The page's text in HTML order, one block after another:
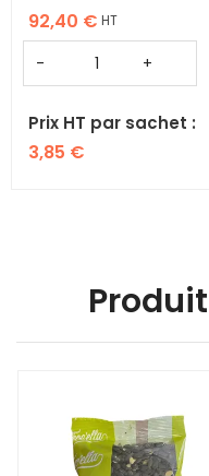
92,40 € HT
Prix HT par sachet :
3,85 €